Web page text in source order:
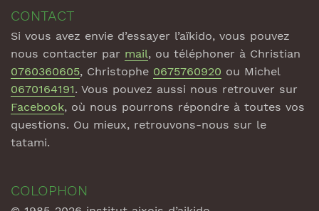
CONTACT
Si vous avez envie d’essayer l’aïkido, vous pouvez
nous contacter par mail, ou téléphoner à Christian
0760360605, Christophe 0675760920 ou Michel
0670164191. Vous pouvez aussi nous retrouver sur
Facebook, où nous pourrons répondre à toutes vos
questions. Ou mieux, retrouvons-nous sur le
tatami.
COLOPHON